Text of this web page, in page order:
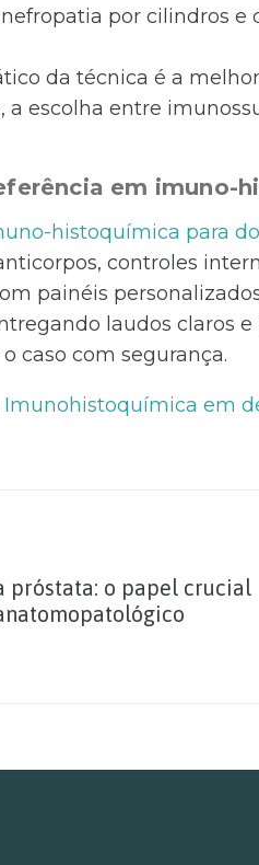
por cilindros e
da técnica é a
a escolha entre
em imuno-
histoquímica para
controles
painéis
laudos claros
caso com segurança.
Imunohistoquímica em
próstata: o papel crucial